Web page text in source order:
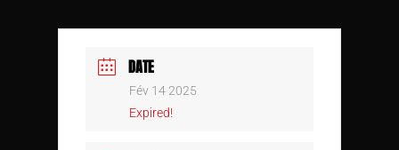
DATE
Fév 14 2025
Expired!